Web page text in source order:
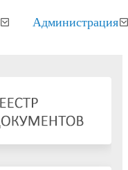
Администрация